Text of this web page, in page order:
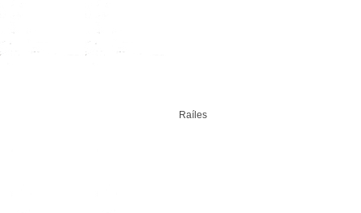
Raíles